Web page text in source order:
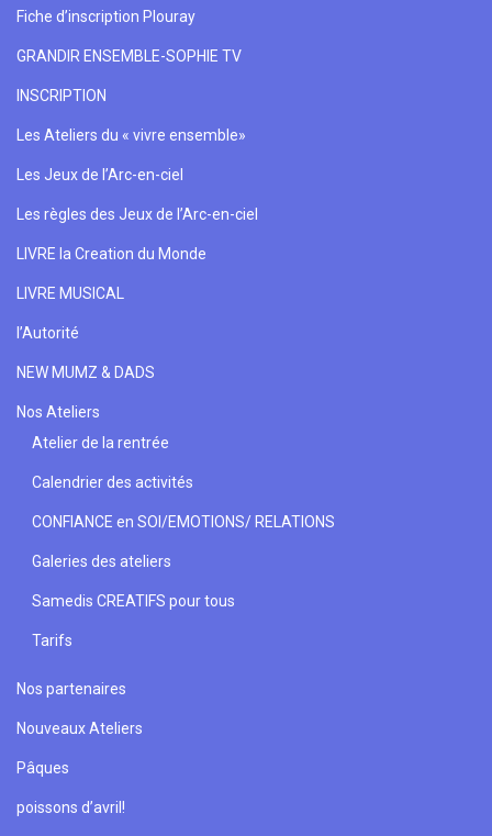
Fiche d’inscription Plouray
GRANDIR ENSEMBLE-SOPHIE TV
INSCRIPTION
Les Ateliers du « vivre ensemble»
Les Jeux de l’Arc-en-ciel
Les règles des Jeux de l’Arc-en-ciel
LIVRE la Creation du Monde
LIVRE MUSICAL
l’Autorité
NEW MUMZ & DADS
Nos Ateliers
Atelier de la rentrée
Calendrier des activités
CONFIANCE en SOI/EMOTIONS/ RELATIONS
Galeries des ateliers
Samedis CREATIFS pour tous
Tarifs
Nos partenaires
Nouveaux Ateliers
Pâques
poissons d’avril!